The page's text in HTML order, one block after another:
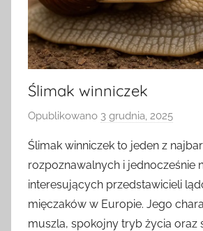
Ślimak winniczek
Opublikowano 3 grudnia, 2025
z
e
z
Ślimak winniczek to jeden z
rozpoznawalnych i jednocześnie
interesujących przedstawicieli
mięczaków w Europie. Jego
muszla, spokojny tryb życia oraz